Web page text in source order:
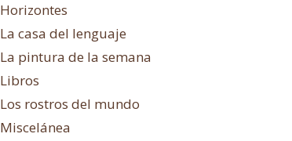
Horizontes
La casa del lenguaje
La pintura de la semana
Libros
Los rostros del mundo
Miscelánea